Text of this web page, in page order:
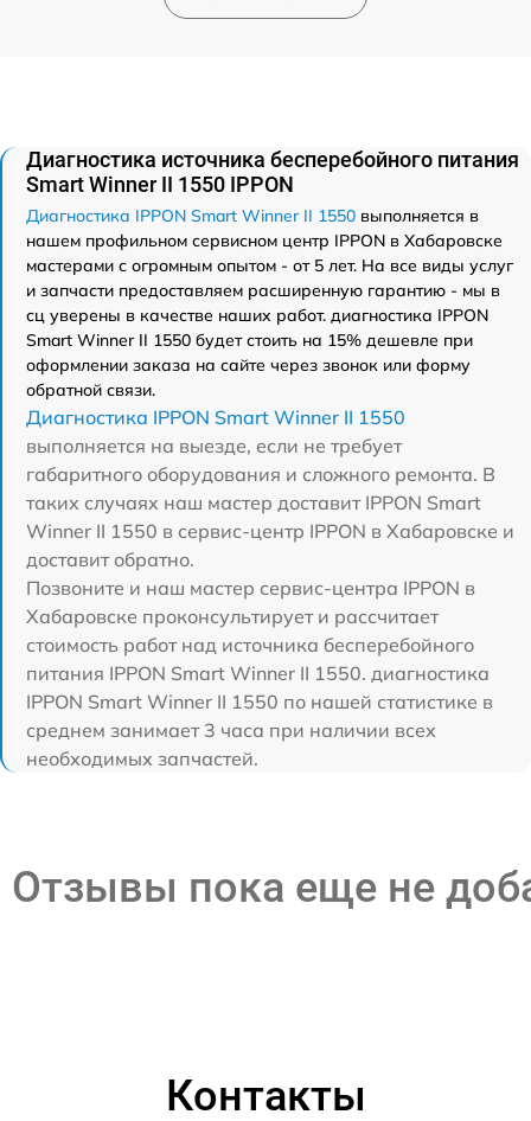
Диагностика источника бесперебойного питания
Smart Winner II 1550 IPPON
Диагностика IPPON Smart Winner II 1550 выполняется в
нашем профильном сервисном центр IPPON в Хабаровске
мастерами с огромным опытом - от 5 лет. На все виды услуг
и запчасти предоставляем расширенную гарантию - мы в
сц уверены в качестве наших работ. диагностика IPPON
Smart Winner II 1550 будет стоить на 15% дешевле при
оформлении заказа на сайте через звонок или форму
обратной связи.
Диагностика IPPON Smart Winner II 1550
выполняется на выезде, если не требует
габаритного оборудования и сложного ремонта. В
таких случаях наш мастер доставит IPPON Smart
Winner II 1550 в сервис-центр IPPON в Хабаровске и
доставит обратно.
Позвоните и наш мастер сервис-центра IPPON в
Хабаровске проконсультирует и рассчитает
стоимость работ над источника бесперебойного
питания IPPON Smart Winner II 1550. диагностика
IPPON Smart Winner II 1550 по нашей статистике в
среднем занимает 3 часа при наличии всех
необходимых запчастей.
Отзывы пока еще не
Контакты